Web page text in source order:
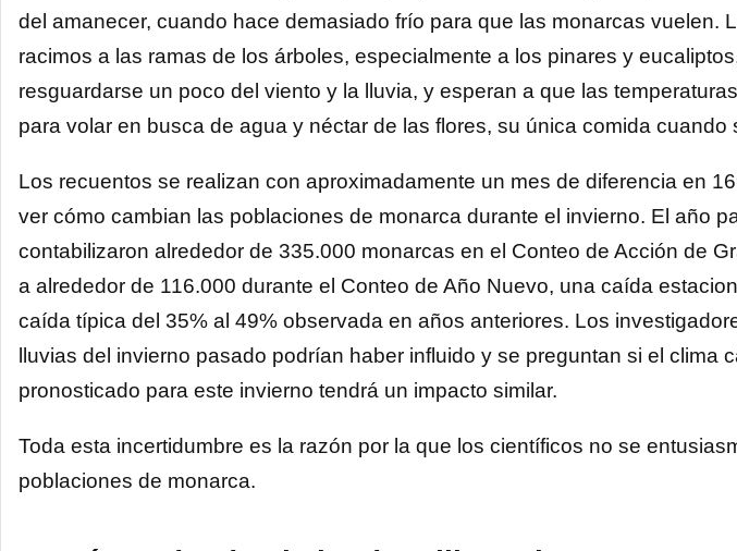
del amanecer, cuando hace demasiado frío para que las monarcas vuelen.
racimos a las ramas de los árboles, especialmente a los pinares y
resguardarse un poco del viento y la lluvia, y esperan a que las
para volar en busca de agua y néctar de las flores, su única comida cuando
Los recuentos se realizan con aproximadamente un mes de diferencia en
ver cómo cambian las poblaciones de monarca durante el invierno. El año
contabilizaron alrededor de 335.000 monarcas en el Conteo de Acción de
a alrededor de 116.000 durante el Conteo de Año Nuevo, una caída
caída típica del 35% al ​​49% observada en años anteriores. Los
lluvias del invierno pasado podrían haber influido y se preguntan si el clima
pronosticado para este invierno tendrá un impacto similar.
Toda esta incertidumbre es la razón por la que los científicos no se
poblaciones de monarca.